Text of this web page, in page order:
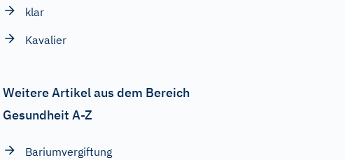
klar
Kavalier
Weitere Artikel aus dem Bereich
Gesundheit A-Z
Bariumvergiftung